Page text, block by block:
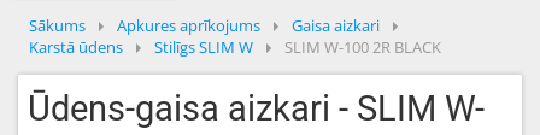
Sākums Apkures aprīkojums
Gaisa aizkari
Karstā ūdens
Stilīgs SLIM W SLIM W-100 2R BLACK
Ūdens-gaisa aizkari - SLIM W-